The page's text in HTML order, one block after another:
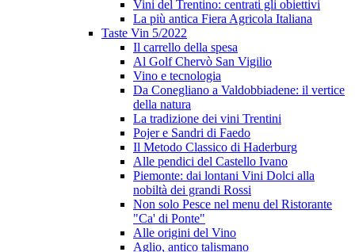
Vini del Trentino: centrati gli obiettivi
La più antica Fiera Agricola Italiana
Taste Vin 5/2022
Il carrello della spesa
Al Golf Chervò San Vigilio
Vino e tecnologia
Da Conegliano a Valdobbiadene: il vertice
della natura
La tradizione dei vini Trentini
Pojer e Sandri di Faedo
Il Metodo Classico di Haderburg
Alle pendici del Castello Ivano
Piemonte: dai lontani Vini Dolci alla
nobiltà dei grandi Rossi
Non solo Pesce nel menu del Ristorante
"Ca' di Ponte"
Alle origini del Vino
Aglio, antico talismano